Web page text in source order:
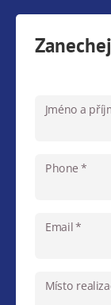
Jméno a
Phone *
Email *
Místo